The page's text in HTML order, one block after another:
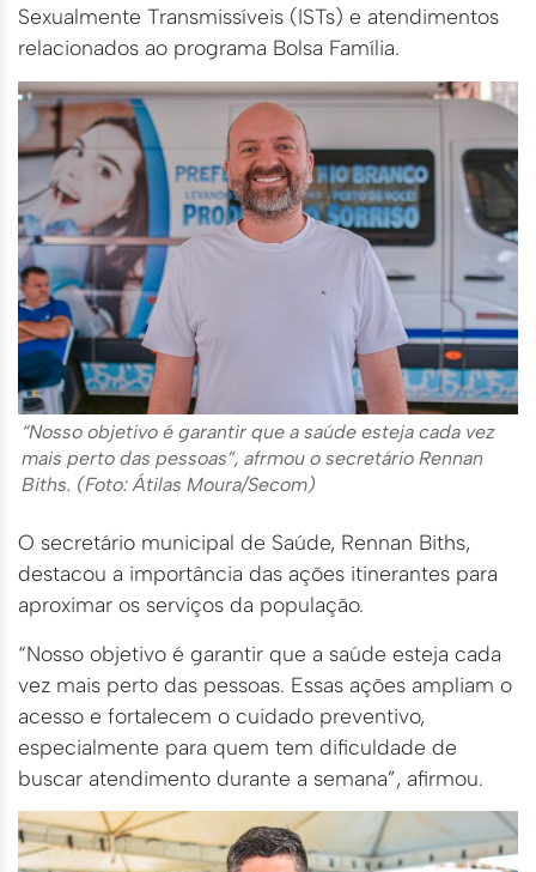
Sexualmente Transmissíveis (ISTs) e atendimentos
relacionados ao programa Bolsa Família.
“Nosso objetivo é garantir que a saúde esteja cada vez
mais perto das pessoas”, afrmou o secretário Rennan
Biths. (Foto: Átilas Moura/Secom)
O secretário municipal de Saúde, Rennan Biths,
destacou a importância das ações itinerantes para
aproximar os serviços da população.
“Nosso objetivo é garantir que a saúde esteja cada
vez mais perto das pessoas. Essas ações ampliam o
acesso e fortalecem o cuidado preventivo,
especialmente para quem tem dificuldade de
buscar atendimento durante a semana”, afirmou.